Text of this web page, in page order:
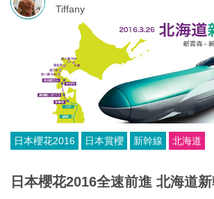
Tiffany
日本櫻花2016 日本賞櫻 新幹線 北海道
日本櫻花2016全速前進 北海道